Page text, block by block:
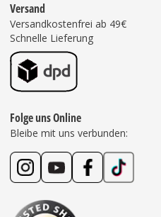
Versand
Versandkostenfrei ab 49€
Schnelle Lieferung
Folge uns Online
Bleibe mit uns verbunden: